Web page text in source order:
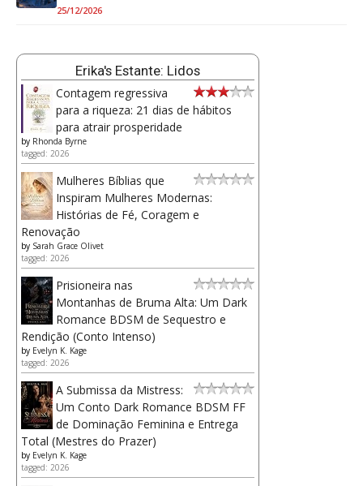
25/12/2026
Erika's Estante: Lidos
Contagem regressiva
para a riqueza: 21 dias de hábitos
para atrair prosperidade
by Rhonda Byrne
tagged: 2026
Mulheres Bíblias que
Inspiram Mulheres Modernas:
Histórias de Fé, Coragem e
Renovação
by Sarah Grace Olivet
tagged: 2026
Prisioneira nas
Montanhas de Bruma Alta: Um Dark
Romance BDSM de Sequestro e
Rendição (Conto Intenso)
by Evelyn K. Kage
tagged: 2026
A Submissa da Mistress:
Um Conto Dark Romance BDSM FF
de Dominação Feminina e Entrega
Total (Mestres do Prazer)
by Evelyn K. Kage
tagged: 2026